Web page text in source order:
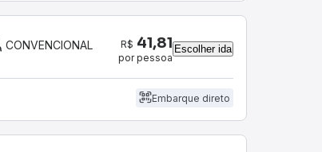
CONVENCIONAL R$ 41,81
por pessoa
Escolher ida
Embarque direto